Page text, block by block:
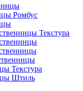
Ромбус
Текстура
Текстура
Штиль